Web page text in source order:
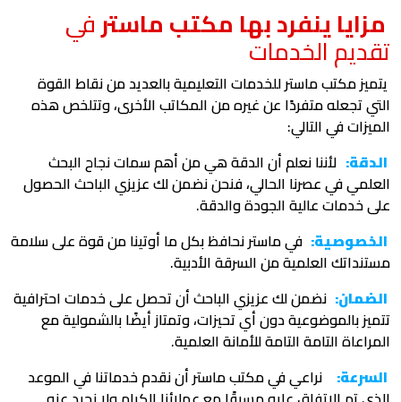
مزايا ينفرد بها مكتب ماسترفي
تقديم الخدمات
يتميز مكتب ماستر للخدمات التعليمية بالعديد من نقاط القوة
التي تجعله متفردًا عن غيره من المكاتب الأخرى، وتتلخص هذه
الميزات في التالي:
الدقة: لأننا نعلم أن الدقة هي من أهم سمات نجاح البحث
العلمي في عصرنا الحالي، فنحن نضمن لك عزيزي الباحث الحصول
على خدمات عالية الجودة والدقة.
الخصوصية: في ماستر نحافظ بكل ما أوتينا من قوة على سلامة
مستنداتك العلمية من السرقة الأدبية.
الضمان: نضمن لك عزيزي الباحث أن تحصل على خدمات احترافية
تتميز بالموضوعية دون أي تحيزات، وتمتاز أيضًا بالشمولية مع
المراعاة التامة التامة للأمانة العلمية.
السرعة: نراعي في مكتب ماستر أن نقدم خدماتنا في الموعد